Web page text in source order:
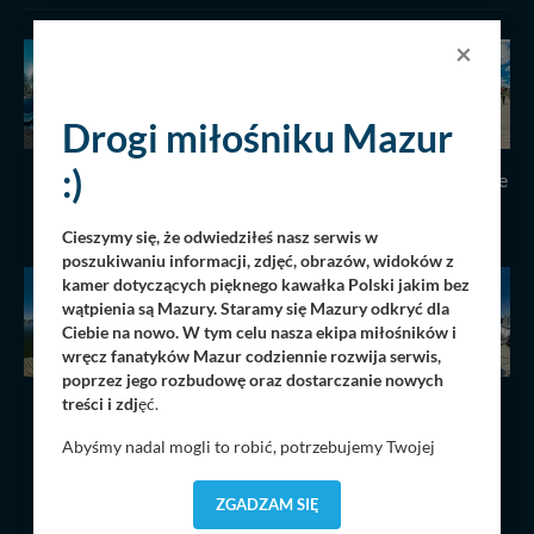
Hotel & Marina Amax
21.10.2022
Port - Port&Chillout Stare
15.09.2022
Ekomarina Giżycko,
08.09.2022 200757
Bełdany w Piaskach
04.09.2022
×
Drogi miłośniku Mazur
:)
Cieszymy się, że odwiedziłeś nasz serwis w
poszukiwaniu informacji, zdjęć, obrazów, widoków z
kamer dotyczących pięknego kawałka Polski jakim bez
wątpienia są Mazury. Staramy się Mazury odkryć dla
Ciebie na nowo. W tym celu nasza ekipa miłośników i
wręcz fanatyków Mazur codziennie rozwija serwis,
poprzez jego rozbudowę oraz dostarczanie nowych
treści i zdjęć.
Abyśmy nadal mogli to robić, potrzebujemy Twojej
dostosować do Twoich preferencji. Twoje dane (w tym
pliki cookies) będą zapisywane w celu usprawnienia
ZGADZAM SIĘ